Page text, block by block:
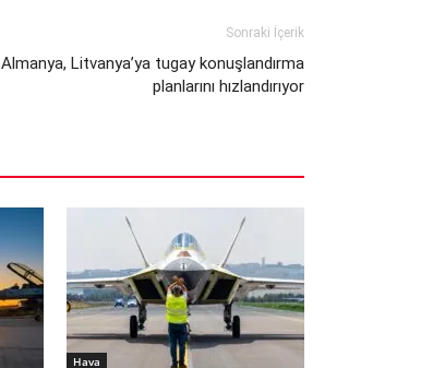
Sonraki İçerik
Almanya, Litvanya’ya tugay konuşlandırma
planlarını hızlandırıyor
Hava